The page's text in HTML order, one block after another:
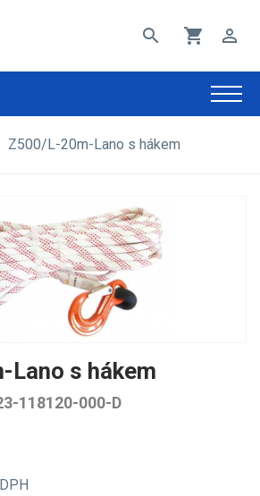
search shopping_cart perm_identity
Z500/L-20m-Lano s hákem
Lano s hákem
118120-000-D